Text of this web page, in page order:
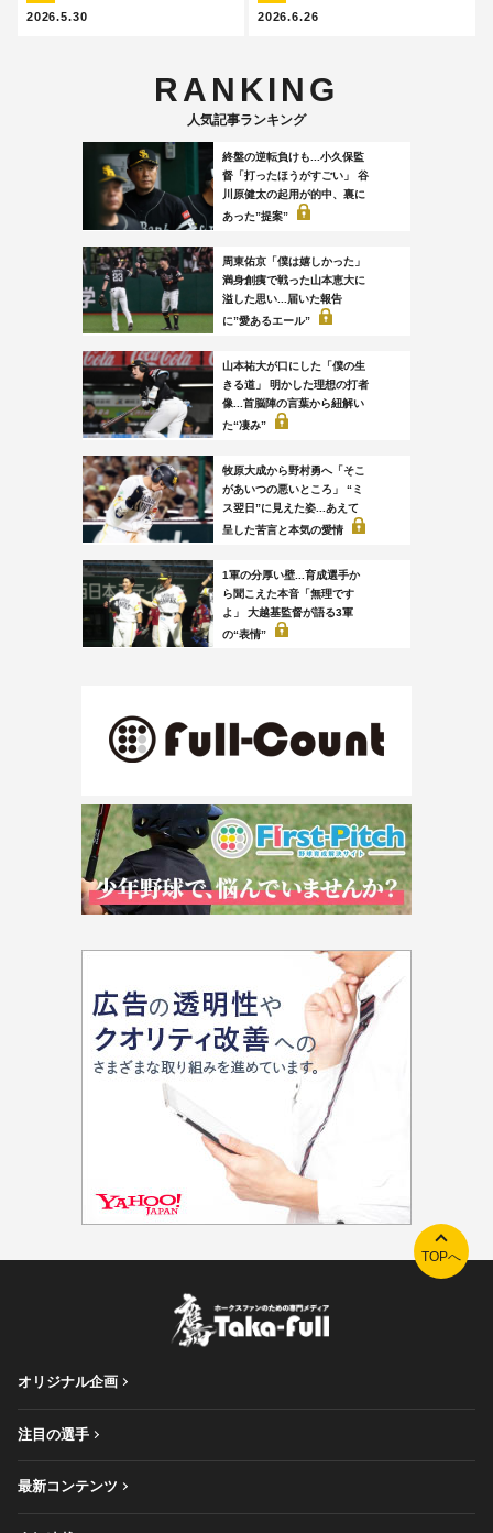
2026.5.30 2026.6.26
RANKING
人気記事ランキング
終盤の逆転負けも...小久保監
督「打ったほうがすごい」 谷
川原健太の起用が的中、裏に
あった”提案”
周東佑京「僕は嬉しかった」
満身創痍で戦った山本恵大に
溢した思い...届いた報告
に”愛あるエール”
山本祐大が口にした「僕の生
きる道」 明かした理想の打者
像...首脳陣の言葉から紐解い
た“凄み”
牧原大成から野村勇へ「そこ
があいつの悪いところ」 “ミ
ス翌日”に見えた姿...あえて
呈した苦言と本気の愛情
1軍の分厚い壁...育成選手か
ら聞こえた本音「無理です
よ」 大越基監督が語る3軍
の“表情”
TOPへ
オリジナル企画
注目の選手
最新コンテンツ